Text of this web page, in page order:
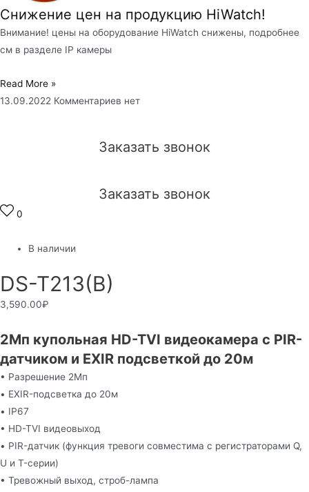
Снижение цен на продукцию HiWatch!
Внимание! цены на оборудование HiWatch снижены, подробнее
см в разделе IP камеры
Read More »
13.09.2022 Комментариев нет
Заказать звонок
Заказать звонок
0
В наличии
DS-T213(B)
3,590.00₽
2Мп купольная HD-TVI видеокамера с PIR-
датчиком и EXIR подсветкой до 20м
• Разрешение 2Мп
• EXIR-подсветка до 20м
• IP67
• HD-TVI видеовыход
• PIR-датчик (функция тревоги совместима с регистраторами Q,
U и T-серии)
• Тревожный выход, строб-лампа